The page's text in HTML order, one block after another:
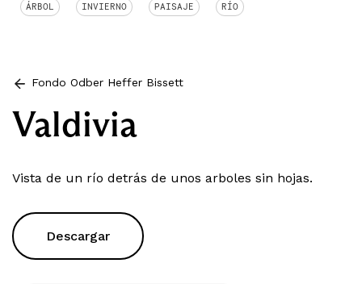
ÁRBOL INVIERNO PAISAJE RÍO
Fondo Odber Heffer Bissett
Valdivia
Vista de un río detrás de unos arboles sin hojas.
Descargar